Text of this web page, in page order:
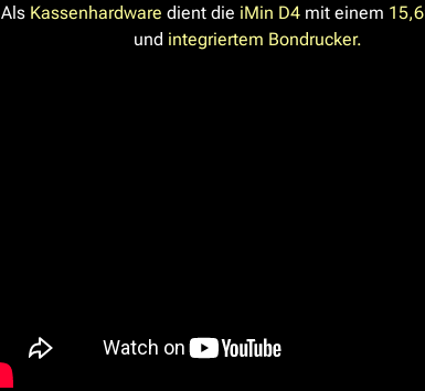
Als Kassenhardware dient die iMin D4 mit einem
und integriertem Bondrucker.